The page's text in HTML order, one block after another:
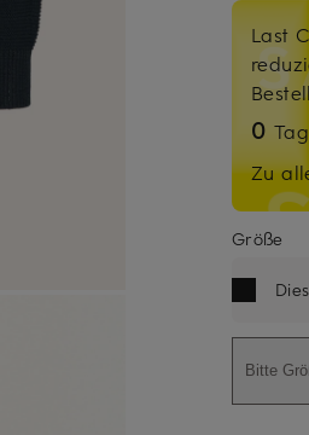
Last
0
Zu
Größe
Bitte